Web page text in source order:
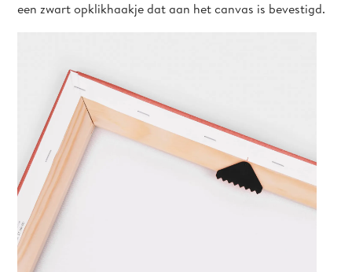
een zwart opklikhaakje dat aan het canvas is bevestigd.